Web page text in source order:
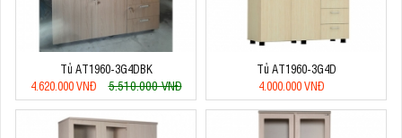
Tủ AT1960-3G4DBK
4.620.000 VNĐ
5.510.000 VNĐ
Tủ AT1960-3G4D
4.000.000 VNĐ